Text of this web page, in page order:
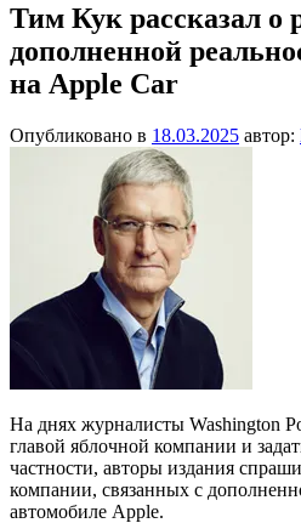
Тим Кук рассказал о
дополненной
на Apple Car
Опубликовано в 18.03.2025 автор:
На днях журналисты Washington
главой яблочной компании и
частности, авторы издания
компании, связанных с
автомобиле Apple.